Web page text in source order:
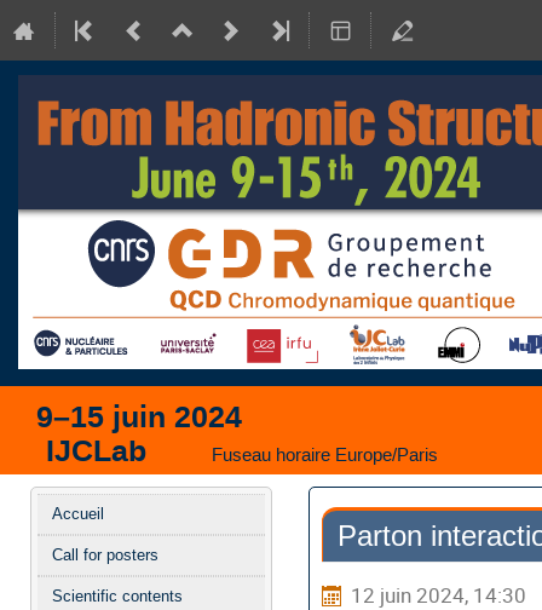
9–15 juin 2024
IJCLab Fuseau horaire Europe/Paris
Menu
de
l'événement
Accueil
Call for posters
Scientific contents
Parton
12 juin 2024, 14:30